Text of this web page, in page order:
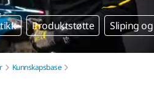
Produktstøtte Sliping
Kunnskapsbase